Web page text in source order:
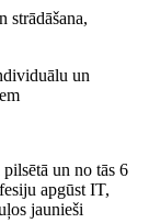
strādāšana,
un
un no tās 6
apgūst IT,
jaunieši